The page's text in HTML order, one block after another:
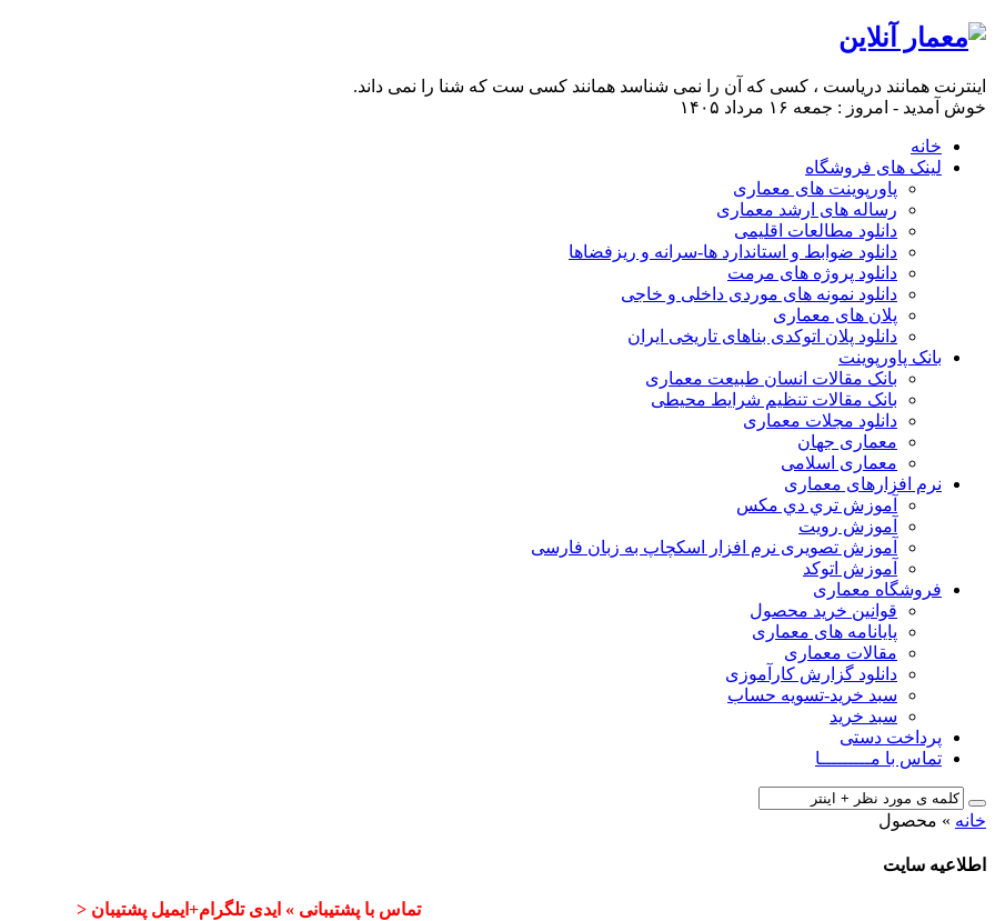
اینترنت همانند دریاست ، کسی که آن را نمی شناسد همانند کسی ست که شنا را نمی داند.
خوش آمدید - امروز : جمعه ۱۶ مرداد ۱۴۰۵
خانه
لینک های فروشگاه
پاورپوینت های معماری
رساله های ارشد معماری
دانلود مطالعات اقلیمی
دانلود ضوابط و استاندارد ها-سرانه و ریزفضاها
دانلود پروژه های مرمت
دانلود نمونه های موردی داخلی و خاجی
پلان های معماری
دانلود پلان اتوکدی بناهای تاریخی ایران
بانک پاورپوینت
بانک مقالات انسان طبیعت معماری
بانک مقالات تنظیم شرایط محیطی
دانلود مجلات معماری
معماری جهان
معماری اسلامی
نرم افزارهای معماری
آﻣﻮزش ﺗﺮي دي ﻣﮑﺲ
آموزش رویت
آموزش تصویری نرم افزار اسکچاپ به زبان فارسی
آموزش اتوکد
فروشگاه معماری
قوانین خرید محصول
پایانامه های معماری
مقالات معماری
دانلود گزارش کارآموزی
سبد خرید-تسویه حساب
سبد خرید
پرداخت دستی
تماس با مـــــــــا
خانه » محصول
اطلاعیه سایت
تماس با پشتیبانی » ایدی تلگرام+ایمیل پشتیبان <